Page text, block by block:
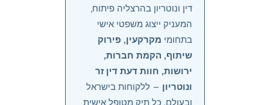
דין ונוטריון בהרצליה פיתוח,
המעניק ייצוג משפטי אישי
בתחומי מקרקעין, פירוק
שיתוף, הקמת חברות,
ירושות, חוות דעת דין זר
ונוטריון — ללקוחות בישראל
ובעולם. כל תיק מטופל אישית